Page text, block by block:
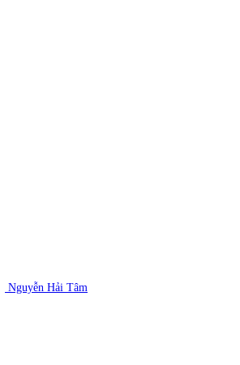
Nguyễn Hải Tâm